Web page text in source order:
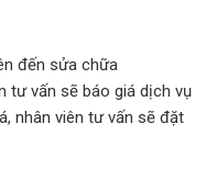
đến sửa chữa
tư vấn sẽ báo giá dịch vụ
nhân viên tư vấn sẽ đặt